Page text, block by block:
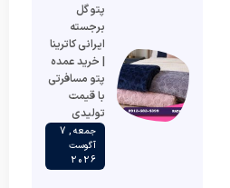
پتو گل
برجسته
ایرانی کاترینا
| خرید عمده
پتو مسافرتی
با قیمت
تولیدی
جمعه , 7
آگوست
2026